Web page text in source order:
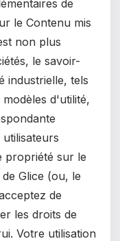
de
le Contenu mis
non plus
le savoir-
industrielle, tels
d'utilité,
propriété sur le
Glice (ou, le
de
les droits de
Votre utilisation